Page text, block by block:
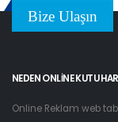
Bize Ulaşın
NEDEN ONLINE KUTU
Online Reklam web